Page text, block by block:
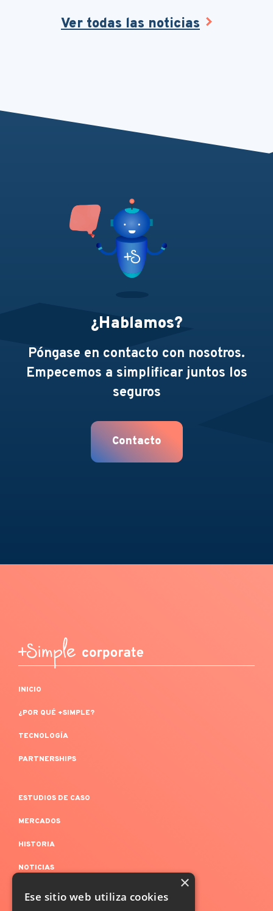
Ver todas las noticias
¿Hablamos?
Póngase en contacto con nosotros.
Empecemos a simplificar juntos los
seguros
Contacto
INICIO
¿POR QUÉ +SIMPLE?
TECNOLOGÍA
PARTNERSHIPS
ESTUDIOS DE CASO
MERCADOS
HISTORIA
NOTICIAS
×
Ese sitio web utiliza cookies